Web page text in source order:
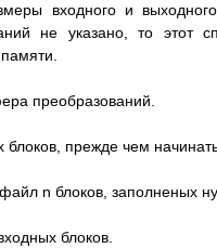
входного и
не указано, то этот
преобразований.
блоков, прежде чем
n блоков, заполненых
блоков.